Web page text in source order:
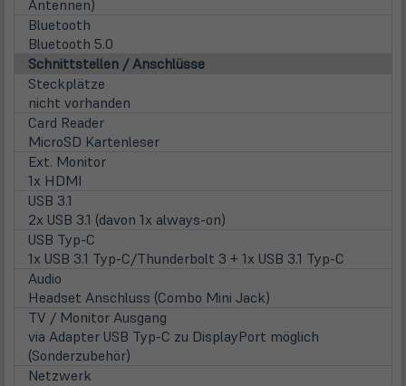
Antennen)
Bluetooth
Bluetooth 5.0
Schnittstellen / Anschlüsse
Steckplätze
nicht vorhanden
Card Reader
MicroSD Kartenleser
Ext. Monitor
1x HDMI
USB 3.1
2x USB 3.1 (davon 1x always-on)
USB Typ-C
1x USB 3.1 Typ-C/Thunderbolt 3 + 1x USB 3.1 Typ-C
Audio
Headset Anschluss (Combo Mini Jack)
TV / Monitor Ausgang
via Adapter USB Typ-C zu DisplayPort möglich
(Sonderzubehör)
Netzwerk